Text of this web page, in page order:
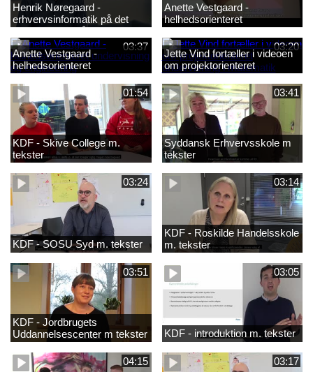
Henrik Nøregaard -
erhvervsinformatik på det
markantile område
Anette Vestgaard -
helhedsorienteret
undervisning og engineering1
03:37
Anette Vestgaard -
helhedsorienteret
undervisning og engineering
03:20
Jette Vind fortæller i videoen
om projektorienteret
undervisning i matematik
01:54
KDF - Skive College m.
tekster
03:41
Syddansk Erhvervsskole m
tekster
03:24
KDF - SOSU Syd m. tekster
03:14
KDF - Roskilde Handelsskole
m. tekster
03:51
KDF - Jordbrugets
Uddannelsescenter m tekster
03:05
KDF - introduktion m. tekster
04:15 03:17